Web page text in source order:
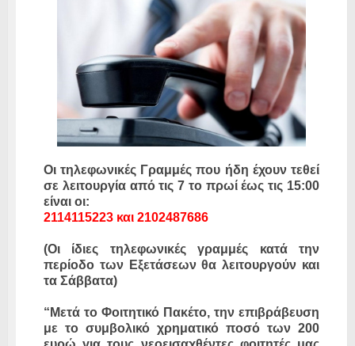
Οι τηλεφωνικές Γραμμές που ήδη έχουν τεθεί
σε λειτουργία από τις 7 το πρωί έως τις 15:00
είναι οι:
2114115223 και 2102487686
(Οι ίδιες τηλεφωνικές γραμμές κατά την
περίοδο των Εξετάσεων θα λειτουργούν και
τα Σάββατα)
“Μετά το Φοιτητικό Πακέτο, την επιβράβευση
με το συμβολικό χρηματικό ποσό των 200